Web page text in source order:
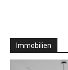
Immobilien